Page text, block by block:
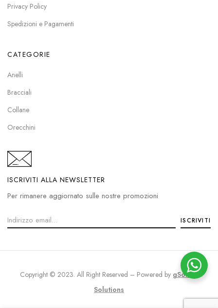
Privacy Policy
Spedizioni e Pagamenti
CATEGORIE
Anelli
Bracciali
Collane
Orecchini
ISCRIVITI ALLA NEWSLETTER
Per rimanere aggiornato sulle nostre promozioni
Copyright © 2023. All Right Reserved – Powered by gSoft IT
Solutions